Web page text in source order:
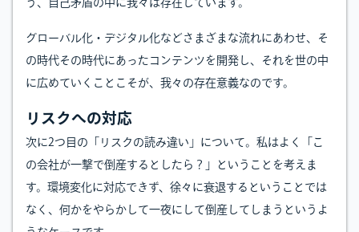
う、自己矛盾の中に我々は存在しています。
グローバル化・デジタル化などさまざまな流れにあわせ、そ
の時代その時代にあったコンテンツを開発し、それを世の中
に広めていくことこそが、我々の存在意義なのです。
リスクへの対応
次に2つ目の「リスクの読み違い」について。私はよく「こ
の会社が一撃で倒産するとしたら？」ということを考えま
す。環境変化に対応できず、徐々に衰退するということでは
なく、何かをやらかして一夜にして倒産してしまうというよ